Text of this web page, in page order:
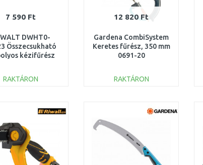
7 590 Ft
DWHT0-
Összecsukható
kézifűrész
RAKTÁRON
Összehasonlítás
12 820 Ft
Gardena CombiSystem
Keretes fűrész, 350 mm
0691-20
RAKTÁRON
Összehasonlítás